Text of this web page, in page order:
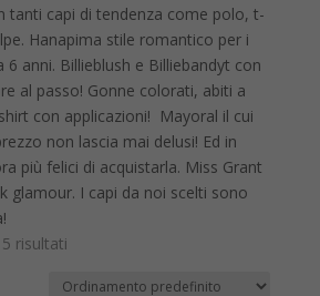
tanti capi di tendenza come polo, t-
Hanapima stile romantico per i
6 anni. Billieblush e Billiebandyt con
al passo! Gonne colorati, abiti a
con applicazioni! Mayoral il cui
non lascia mai delusi! Ed in
più felici di acquistarla. Miss Grant
glamour. I capi da noi scelti sono
risultati